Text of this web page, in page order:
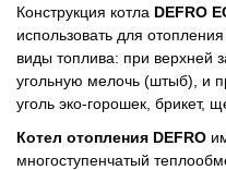
Конструкция котла DEFRO
использовать для
виды топлива: при верхней
угольную мелочь (штыб), и
уголь эко-горошек, брикет,
Котел отопления DEFRO
многоступенчатый